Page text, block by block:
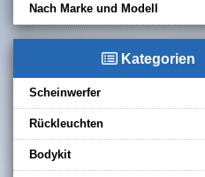
Nach Marke und Modell
Kategorien
Scheinwerfer
Rückleuchten
Bodykit